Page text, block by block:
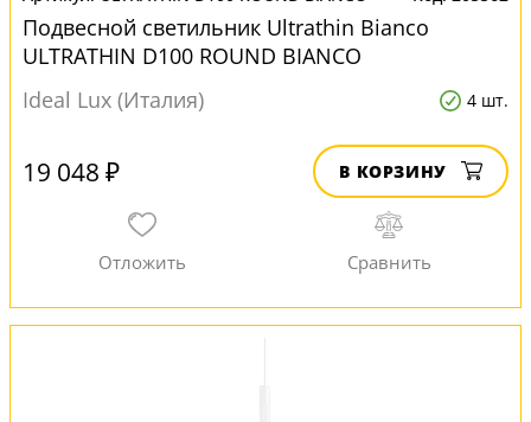
Подвесной светильник Ultrathin Bianco
ULTRATHIN D100 ROUND BIANCO
Ideal Lux (Италия)
4 шт.
19 048 ₽ В КОРЗИНУ